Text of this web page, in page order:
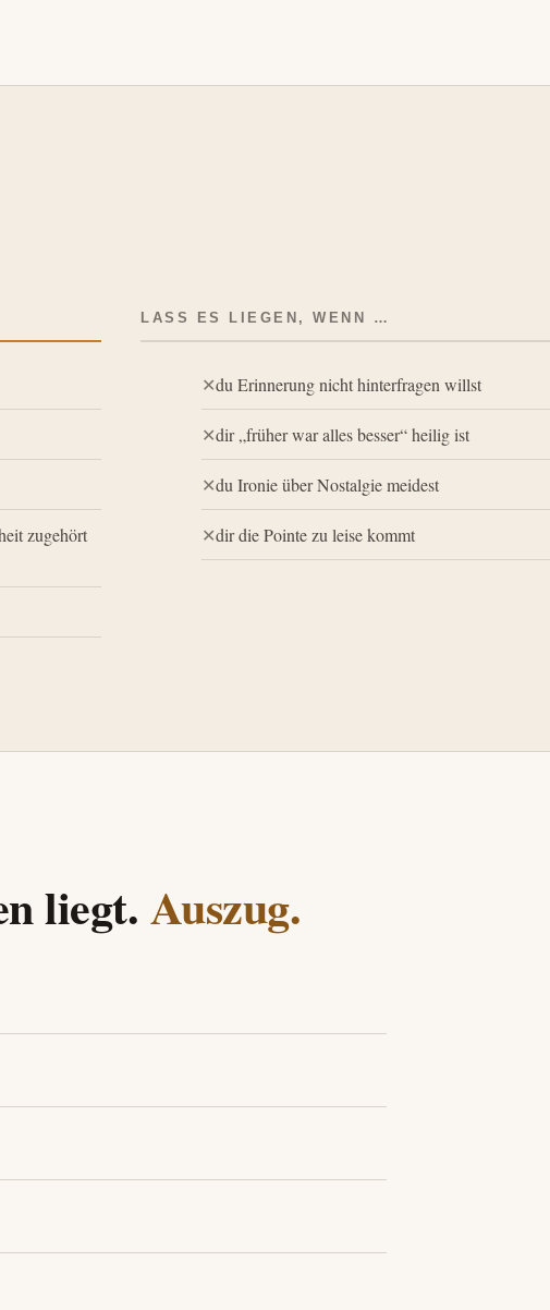
zugehört
LASS ES LIEGEN, WENN …
du Erinnerung nicht hinterfragen willst
dir „früher war alles besser“ heilig ist
du Ironie über Nostalgie meidest
dir die Pointe zu leise kommt
liegt.Auszug.